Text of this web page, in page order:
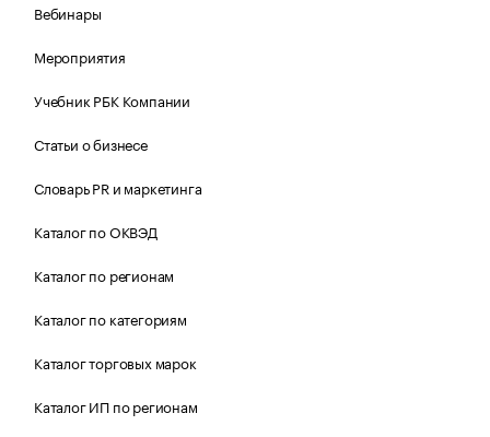
Вебинары
Мероприятия
Учебник РБК Компании
Статьи о бизнесе
Словарь PR и маркетинга
Каталог по ОКВЭД
Каталог по регионам
Каталог по категориям
Каталог торговых марок
Каталог ИП по регионам